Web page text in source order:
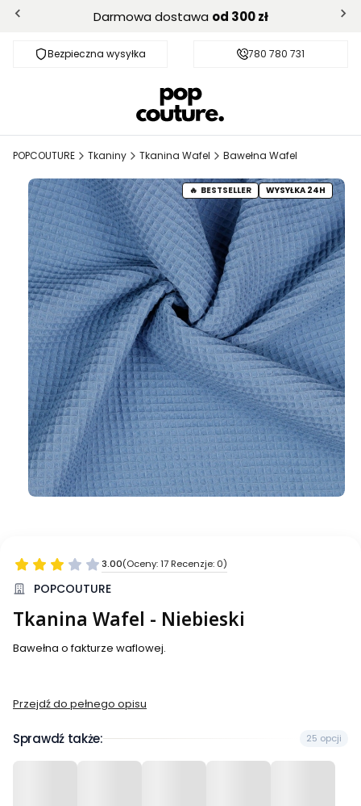
Darmowa dostawa od 300 zł
Bezpieczna wysyłka Darmowa dostawa od 300 zł
780 780 731
POPCOUTURE Tkaniny Tkanina Wafel Bawełna Wafel
BESTSELLER WYSYŁKA 24H
3.00(Oceny: 17 Recenzje: 0)
Przejdź do sekcji Opinie
POPCOUTURE
Tkanina Wafel - Niebieski
Bawełna o fakturze waflowej.
Przejdź do pełnego opisu
Sprawdź także: 25 opcji